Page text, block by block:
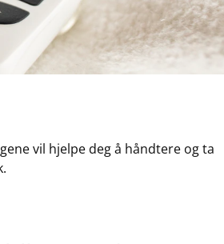
vil hjelpe deg å håndtere og ta